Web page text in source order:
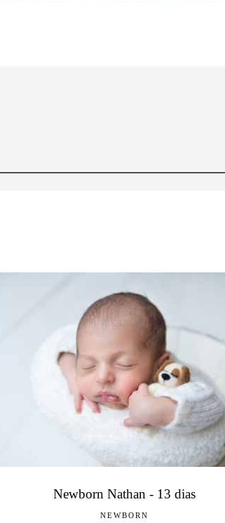
Newborn Nathan - 13 dias
NEWBORN